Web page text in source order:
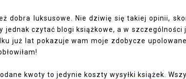
dobra luksusowe. Nie dziwię się takiej opinii,
jednak czytać blogi książkowe, a w
już lat pokazuje wam moje zdobycze
kwoty to jedynie koszty wysyłki książek.